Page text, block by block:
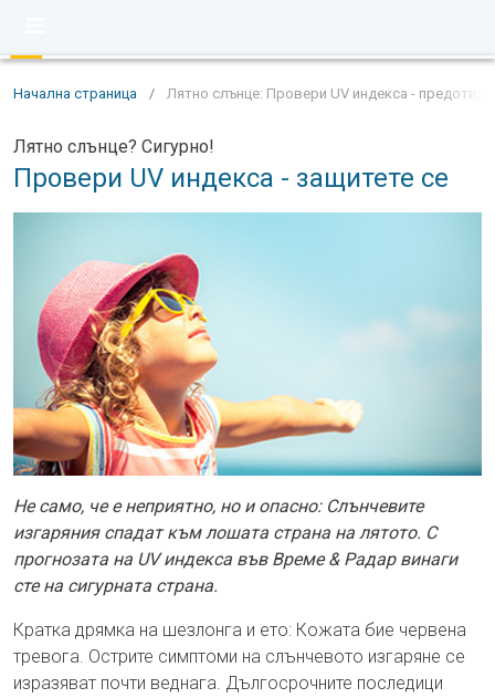
Начална страница / Лятно слънце: Провери UV индекса -
Лятно слънце? Сигурно!
Провери UV индекса - защитете се
Не само, че е неприятно, но и опасно: Слънчевите
изгаряния спадат към лошата страна на лятото. С
прогнозата на UV индекса във Време & Радар винаги
сте на сигурната страна.
Кратка дрямка на шезлонга и ето: Кожата бие червена
тревога. Острите симптоми на слънчевото изгаряне се
изразяват почти веднага. Дългосрочните последици